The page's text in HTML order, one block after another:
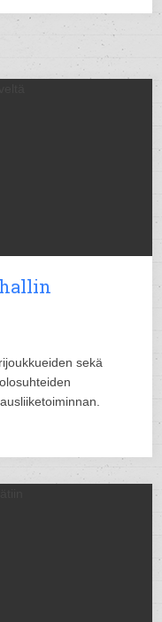
sekä